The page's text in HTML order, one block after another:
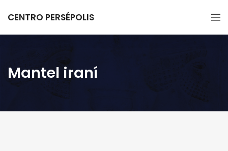
CENTRO PERSÉPOLIS
Mantel iraní